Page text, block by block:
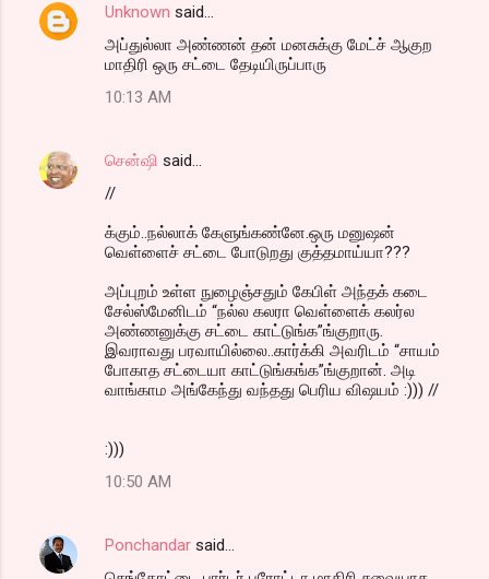
Unknown said…
அப்துல்லா அண்ணன் தன் மனசுக்கு மேட்ச் ஆகுற
மாதிரி ஒரு சட்டை தேடியிருப்பாரு
10:13 AM
சென்ஷி said…
//
க்கும்..நல்லாக் கேளுங்கண்னே.ஒரு மனுஷன்
வெள்ளைச் சட்டை போடுறது குத்தமாய்யா???
அப்புறம் உள்ள நுழைஞ்சதும் கேபிள் அந்தக் கடை
சேல்ஸ்மேனிடம் “நல்ல கலரா வெள்ளைக் கலர்ல
அண்ணனுக்கு சட்டை காட்டுங்க”ங்குறாரு.
இவராவது பரவாயில்லை..கார்க்கி அவரிடம் “சாயம்
போகாத சட்டையா காட்டுங்கங்க”ங்குறான். அடி
வாங்காம அங்கேந்து வந்தது பெரிய விஷயம் :))) //
:)))
10:50 AM
Ponchandar said…